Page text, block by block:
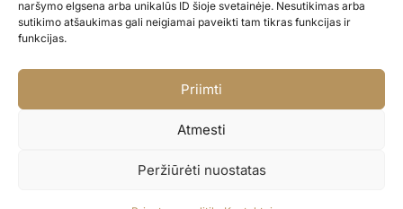
naršymo elgsena arba unikalūs ID šioje svetainėje. Nesutikimas arba
sutikimo atšaukimas gali neigiamai paveikti tam tikras funkcijas ir
funkcijas.
Priimti
Atmesti
Peržiūrėti nuostatas
Privatumo politika
Parduotuvės politika
© BALIONAISUMEILE 2024